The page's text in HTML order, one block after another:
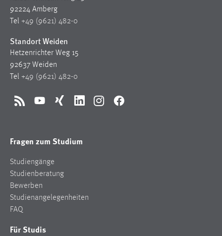
92224 Amberg
Tel +49 (9621) 482-0
Standort Weiden
Hetzenrichter Weg 15
92637 Weiden
Tel +49 (9621) 482-0
RSS YouTubeXing LinkedInInstagramFacebook
Fragen zum Studium
Studiengänge
Studienberatung
Bewerben
Studienangelegenheiten
FAQ
Für Studis
Name:
MibewSessionID, MIBEW_UserID, mibew_locale, mibew-
chat-frame-style-5e9dbeb1811c0446
Wird benötigt um die Chatfunktion nutzen zu können.
5e9dbeb1811c0446 = Sitzungslaufzeit, mibew_locale = 3
Login
Name:
Zweck: